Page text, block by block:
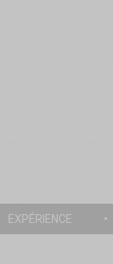
EXPÉRIENCE